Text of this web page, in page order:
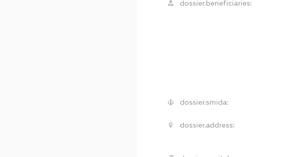
dossier.beneficiaries:
dossier.smida:
dossier.address: